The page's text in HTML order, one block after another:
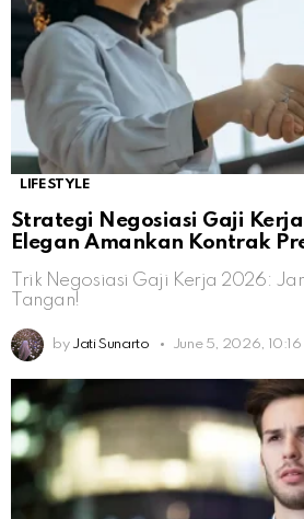
LIFESTYLE
Strategi Negosiasi Gaji
Elegan Amankan Kontrak
Trik Negosiasi Gaji Kerja 2026:
Tangan!
by Jati Sunarto June 5, 2026, 10:16